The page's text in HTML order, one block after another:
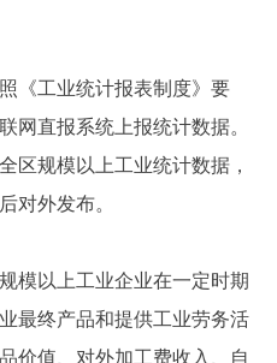
工业统计报表制度》要
网直报系统上报统计数据。
区规模以上工业统计数据，
对外发布。
以上工业企业在一定时期
最终产品和提供工业劳务活
价值、对外加工费收入、自